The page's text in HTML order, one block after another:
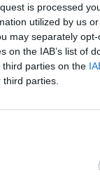
is processed
utilized by us
may separately
on the IAB’s list of
parties on the
parties.
η
από
έχουν την
.
την